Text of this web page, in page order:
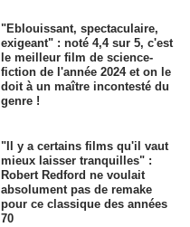
"Eblouissant, spectaculaire,
exigeant" : noté 4,4 sur 5, c'est
le meilleur film de science-
fiction de l'année 2024 et on le
doit à un maître incontesté du
genre !
"Il y a certains films qu'il vaut
mieux laisser tranquilles" :
Robert Redford ne voulait
absolument pas de remake
pour ce classique des années
70